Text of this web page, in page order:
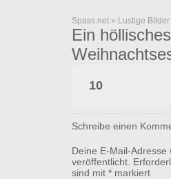
Spass.net » Lustige Bilder
Ein höllisches
10
Schreibe einen
Deine E-Mail-Adresse
veröffentlicht.
sind mit * markiert